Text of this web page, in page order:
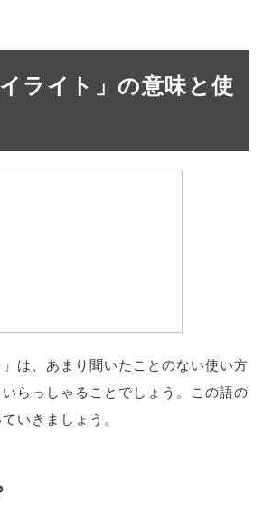
ライト」の意味と使
は、あまり聞いたことのない使い方
らっしゃることでしょう。この語の
いきましょう。